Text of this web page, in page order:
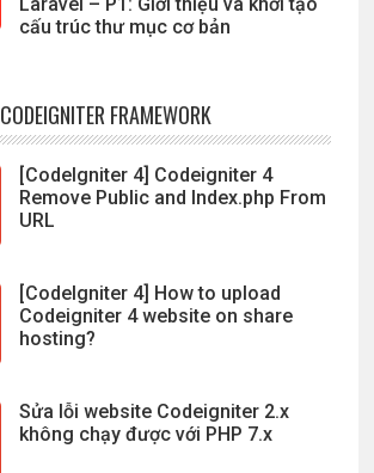
Laravel – P1: Giới thiệu và khởi tạo
cấu trúc thư mục cơ bản
CODEIGNITER FRAMEWORK
[CodeIgniter 4] Codeigniter 4
Remove Public and Index.php From
URL
[CodeIgniter 4] How to upload
Codeigniter 4 website on share
hosting?
Sửa lỗi website Codeigniter 2.x
không chạy được với PHP 7.x